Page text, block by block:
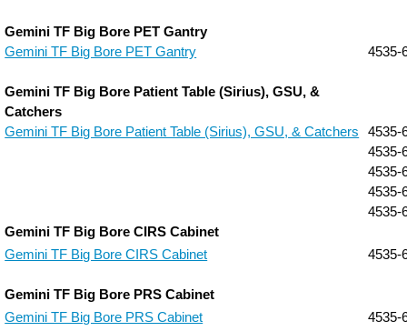
Gemini TF Big Bore PET Gantry
Gemini TF Big Bore PET Gantry
4535-
Gemini TF Big Bore Patient Table (Sirius), GSU, &
Catchers
Gemini TF Big Bore Patient Table (Sirius), GSU, & Catchers
4535-
4535-
4535-
4535-
4535-
Gemini TF Big Bore CIRS Cabinet
Gemini TF Big Bore CIRS Cabinet
4535-
Gemini TF Big Bore PRS Cabinet
Gemini TF Big Bore PRS Cabinet
4535-